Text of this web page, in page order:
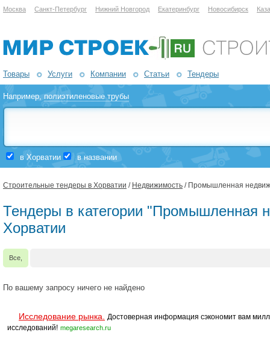
Москва Санкт-Петербург Нижний Новгород Екатеринбург Новосибирск
Товары Услуги Компании Статьи Тендеры
Например,полиэтиленовые трубы
в Хорватии в названии
Строительные тендеры в Хорватии / Недвижимость / Промышленная
Тендеры в категории "Промышленная
Хорватии
Все,
По вашему запросу ничего не найдено
Исследование рынка.
Достоверная информация сэкономит вам
исследований! megaresearch.ru